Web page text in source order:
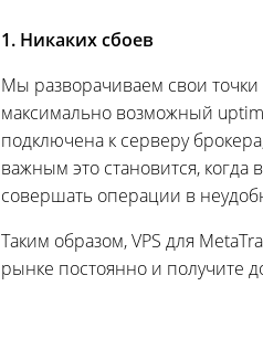
1. Никаких сбоев
Мы разворачиваем свои точки
максимально возможный
подключена к серверу
важным это становится,
совершать операции в
Таким образом, VPS для
рынке постоянно и получите